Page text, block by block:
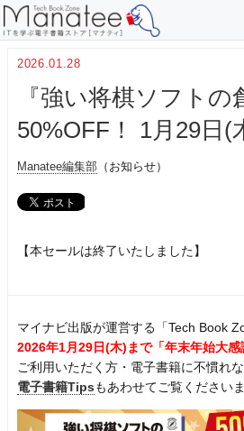
2026.01.28
『強い将棋ソフト
50%OFF！ 1月29日(
Manatee編集部 （お知らせ）
【本セールは終了いたしました】
マイナビ出版が運営する「Tech Book
2026年1月29日(木)まで「年末年始大感
ご利用いただく方・電子書籍に不慣れな
電子書籍Tipsもあわせてご覧くださいま